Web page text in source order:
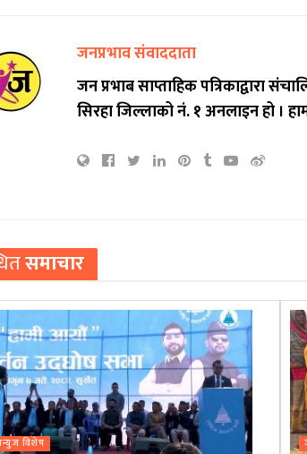
जनप्रभाव संवाददाता
जन प्रभाब साप्ताहिक पत्रिकाद्वारा
सिरहा जिल्लाको नं. १ अनलाइन हो ।
समाचार
विशेष